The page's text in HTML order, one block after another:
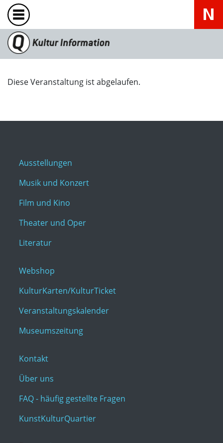
Diese Veranstaltung ist abgelaufen.
Ausstellungen
Musik und Konzert
Film und Kino
Theater und Oper
Literatur
Webshop
KulturKarten/KulturTicket
Veranstaltungskalender
Museumszeitung
Kontakt
Über uns
FAQ - häufig gestellte Fragen
KunstKulturQuartier